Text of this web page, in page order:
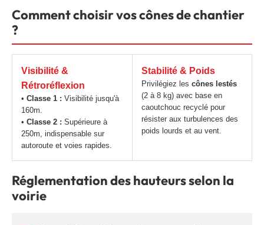
Comment choisir vos cônes de chantier
?
Visibilité &
Rétroréflexion
• Classe 1 : Visibilité jusqu'à
160m.
• Classe 2 : Supérieure à
250m, indispensable sur
autoroute et voies rapides.
Stabilité & Poids
Privilégiez les cônes lestés
(2 à 8 kg) avec base en
caoutchouc recyclé pour
résister aux turbulences des
poids lourds et au vent.
Réglementation des hauteurs selon la
voirie